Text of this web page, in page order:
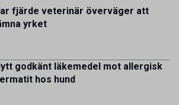
work environment. More than
striving to work together to improve
[…]
fjärde veterinär överväger att
yrket
godkänt läkemedel mot allergisk
hos hund